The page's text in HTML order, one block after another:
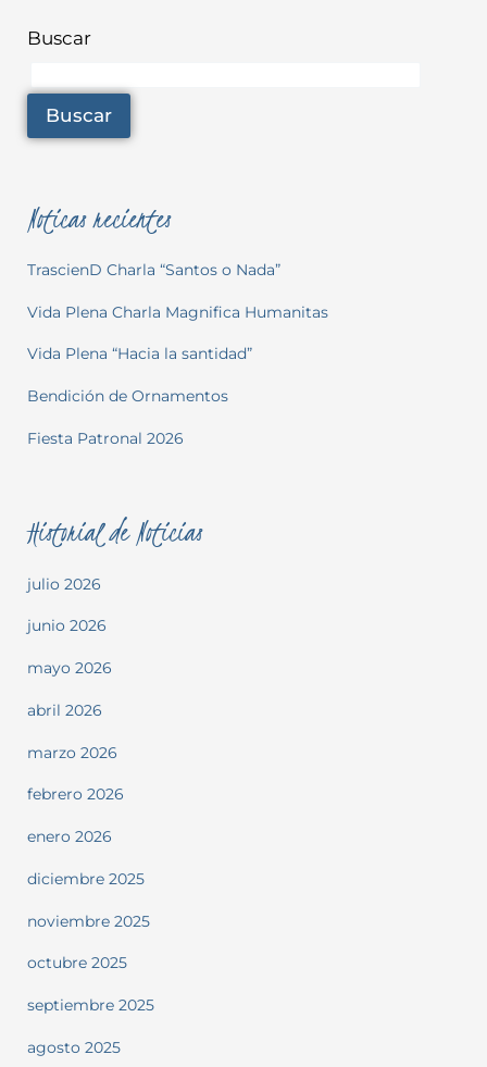
Buscar
Buscar
Noticas recientes
TrascienD Charla “Santos o Nada”
Vida Plena Charla Magnifica Humanitas
Vida Plena “Hacia la santidad”
Bendición de Ornamentos
Fiesta Patronal 2026
Historial de Noticias
julio 2026
junio 2026
mayo 2026
abril 2026
marzo 2026
febrero 2026
enero 2026
diciembre 2025
noviembre 2025
octubre 2025
septiembre 2025
agosto 2025